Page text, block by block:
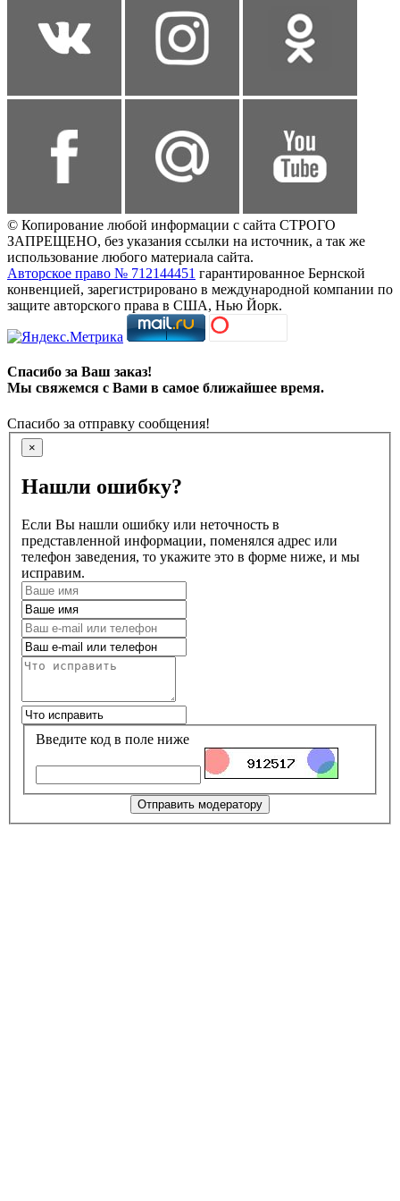
© Копирование любой информации с сайта СТРОГО
ЗАПРЕЩЕНО, без указания ссылки на источник, а так же
использование любого материала сайта.
Авторское право № 712144451 гарантированное Бернской
конвенцией, зарегистрировано в международной компании по
защите авторского права в США, Нью Йорк.
Спасибо за Ваш заказ!
Мы свяжемся с Вами в самое ближайшее время.
Спасибо за отправку сообщения!
×
Нашли ошибку?
Если Вы нашли ошибку или неточность в
представленной информации, поменялся адрес или
телефон заведения, то укажите это в форме ниже, и мы
исправим.
Введите код в поле ниже
Отправить модератору